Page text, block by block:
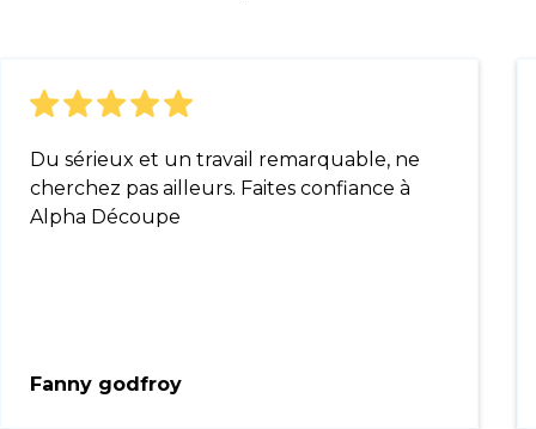
Du sérieux et un travail remarquable, ne
cherchez pas ailleurs. Faites confiance à
Alpha Découpe
Fanny godfroy